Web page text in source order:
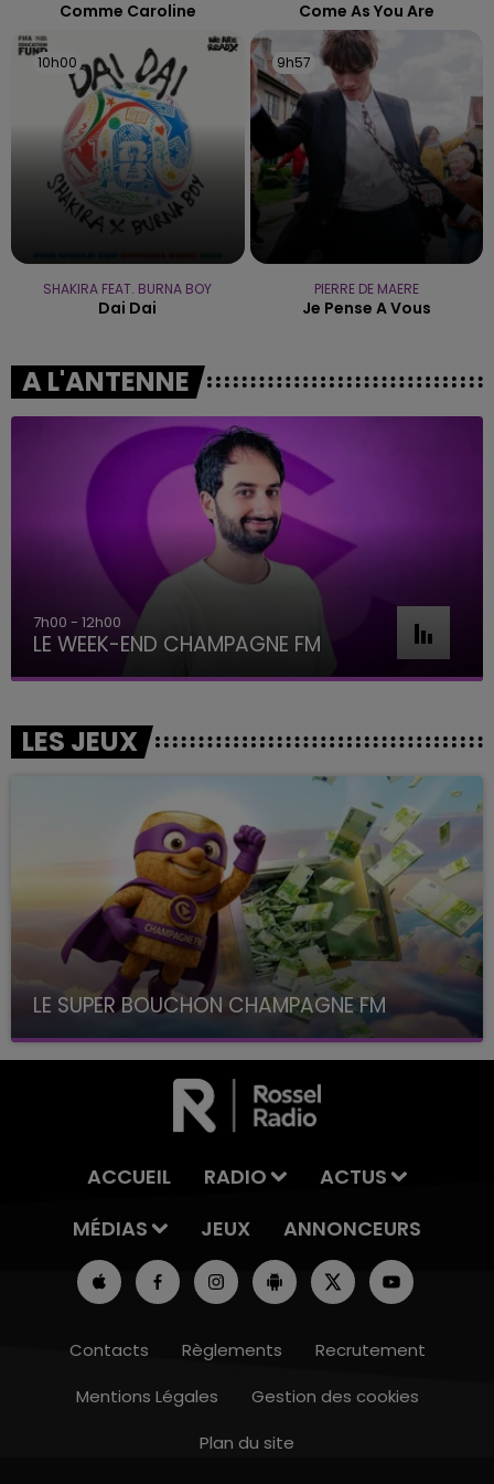
16h00 - 20h00
Comme Caroline Come As You Are
10h00
10h00
SHAKIRA FEAT. BURNA BOY
Dai Dai
9h57
9h57
PIERRE DE MAERE
Je Pense A Vous
A L'ANTENNE
7h00 - 12h00
LE WEEK-END CHAMPAGNE FM
LES JEUX
LE SUPER BOUCHON CHAMPAGNE FM
avec La Famille Champagne FM, à 8H10
ACCUEIL RADIO
ACTUS
MÉDIAS
JEUX ANNONCEURS
Contacts Règlements
Recrutement
Mentions Légales
Gestion des cookies
Plan du site